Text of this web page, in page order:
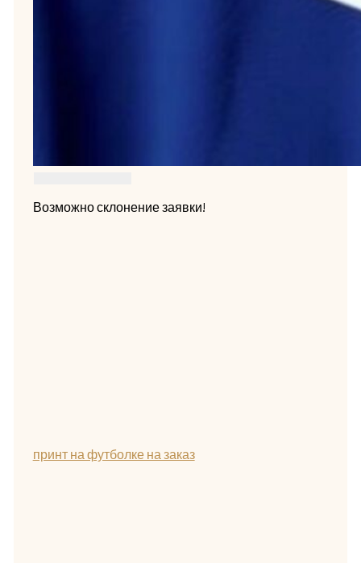
Возможно склонение заявки!
принт на футболке на заказ